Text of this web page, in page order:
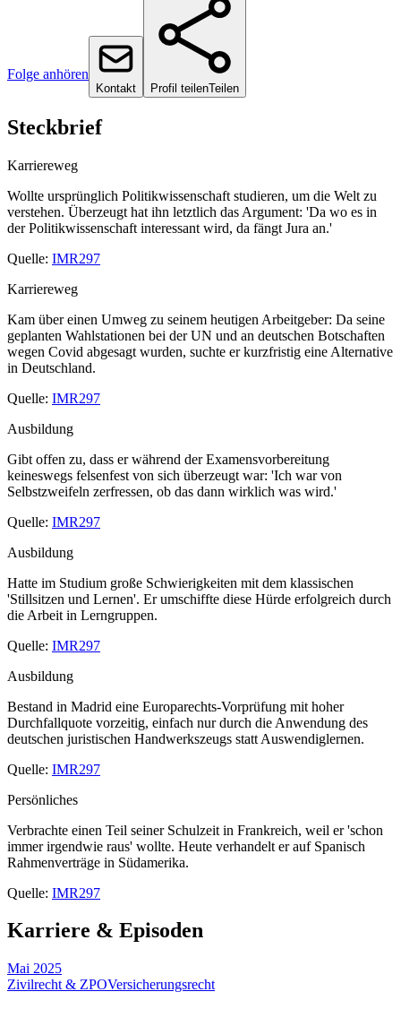
Folge anhören
Kontakt Profil teilenTeilen
Steckbrief
Karriereweg
Wollte ursprünglich Politikwissenschaft studieren, um die Welt zu
verstehen. Überzeugt hat ihn letztlich das Argument: 'Da wo es in
der Politikwissenschaft interessant wird, da fängt Jura an.'
Quelle: IMR297
Karriereweg
Kam über einen Umweg zu seinem heutigen Arbeitgeber: Da seine
geplanten Wahlstationen bei der UN und an deutschen Botschaften
wegen Covid abgesagt wurden, suchte er kurzfristig eine Alternative
in Deutschland.
Quelle: IMR297
Ausbildung
Gibt offen zu, dass er während der Examensvorbereitung
keineswegs felsenfest von sich überzeugt war: 'Ich war von
Selbstzweifeln zerfressen, ob das dann wirklich was wird.'
Quelle: IMR297
Ausbildung
Hatte im Studium große Schwierigkeiten mit dem klassischen
'Stillsitzen und Lernen'. Er umschiffte diese Hürde erfolgreich durch
die Arbeit in Lerngruppen.
Quelle: IMR297
Ausbildung
Bestand in Madrid eine Europarechts-Vorprüfung mit hoher
Durchfallquote vorzeitig, einfach nur durch die Anwendung des
deutschen juristischen Handwerkszeugs statt Auswendiglernen.
Quelle: IMR297
Persönliches
Verbrachte einen Teil seiner Schulzeit in Frankreich, weil er 'schon
immer irgendwie raus' wollte. Heute verhandelt er auf Spanisch
Rahmenverträge in Südamerika.
Quelle: IMR297
Karriere & Episoden
Mai 2025
Zivilrecht & ZPOVersicherungsrecht